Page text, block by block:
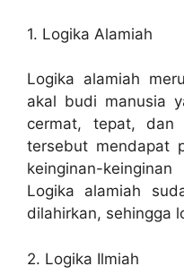
1. Logika Alamiah
Logika alamiah
akal budi manusia
cermat, tepat, dan
tersebut mendapat
keinginan-
Logika alamiah
dilahirkan, sehingga
2. Logika Ilmiah